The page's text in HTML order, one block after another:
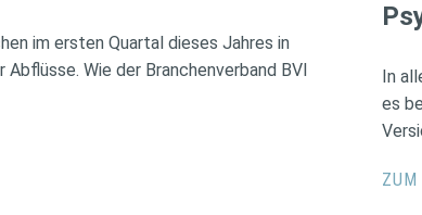
im ersten Quartal dieses Jahres in
Wie der Branchenverband BVI
In
es
ZUM